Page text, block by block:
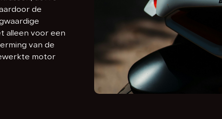
de
alleen voor een
van de
motor